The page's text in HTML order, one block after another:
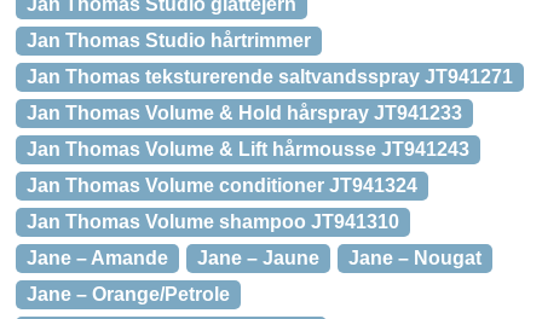
Jan Thomas Studio glattejern
Jan Thomas Studio hårtrimmer
Jan Thomas teksturerende saltvandsspray JT941271
Jan Thomas Volume & Hold hårspray JT941233
Jan Thomas Volume & Lift hårmousse JT941243
Jan Thomas Volume conditioner JT941324
Jan Thomas Volume shampoo JT941310
Jane – Amande
Jane – Jaune
Jane – Nougat
Jane – Orange/Petrole